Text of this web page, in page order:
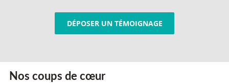
DÉPOSER UN TÉMOIGNAGE
Nos coups de cœur